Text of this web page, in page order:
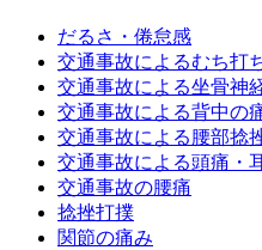
だるさ・倦怠感
交通事故によるむち打
交通事故による坐骨神
交通事故による背中の
交通事故による腰部捻
交通事故による頭痛・
交通事故の腰痛
捻挫打撲
関節の痛み